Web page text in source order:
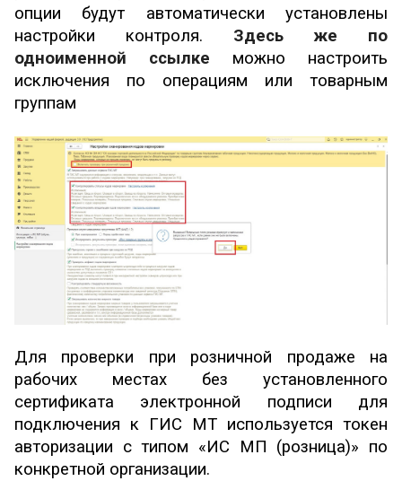
опции будут автоматически установлены
настройки контроля. Здесь же по
одноименной ссылке можно настроить
исключения по операциям или товарным
группам
Для проверки при розничной продаже на
рабочих местах без установленного
сертификата электронной подписи для
подключения к ГИС МТ используется токен
авторизации с типом «ИС МП (розница)» по
конкретной организации.